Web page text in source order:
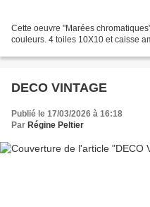
Cette oeuvre "Marées
couleurs. 4 toiles 10X10 et caisse
DECO VINTAGE
Publié le 17/03/2026 à 16:18
Par Régine Peltier